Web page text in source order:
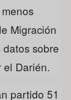
Migración
sobre
Darién.
partido 51